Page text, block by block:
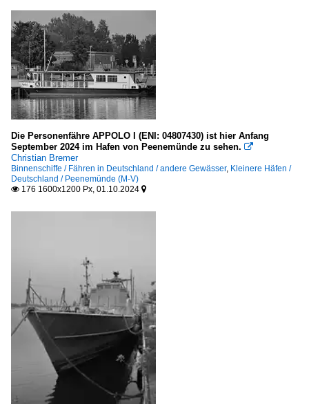
Die Personenfähre APPOLO I (ENI: 04807430) ist hier Anfang
September 2024 im Hafen von Peenemünde zu sehen. 
Christian Bremer
Binnenschiffe / Fähren in Deutschland / andere Gewässer, Kleinere Häfen /
Deutschland / Peenemünde (M-V)
 176 1600x1200 Px, 01.10.2024 